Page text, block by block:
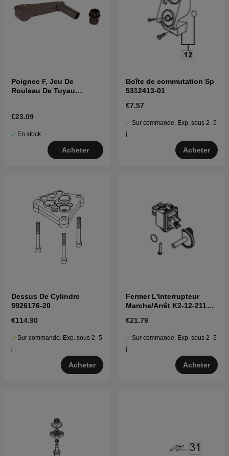
Poignee F, Jeu De
Rouleau De Tuyau
€23.09
En stock
Acheter
Boîte de commutation Sp
5312413-01
€7.57
Sur commande. Exp. sous 2–5
j
Acheter
Dessus De Cylindre
5926176-20
€114.90
Sur commande. Exp. sous 2–5
j
Acheter
Fermer L'Interrupteur
Marche/Arrêt K2-12-211
€21.79
Sur commande. Exp. sous 2–5
j
Acheter